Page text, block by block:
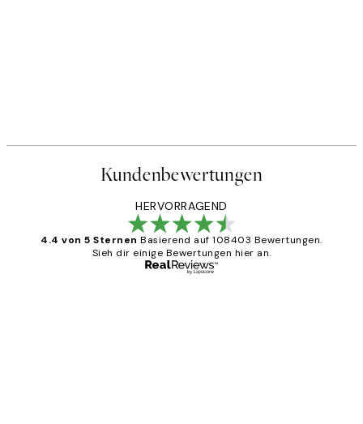
Kundenbewertungen
HERVORRAGEND
4.4 von 5 Sternen Basierend auf 108403 Bewertungen.
Sieh dir einige Bewertungen hier an.